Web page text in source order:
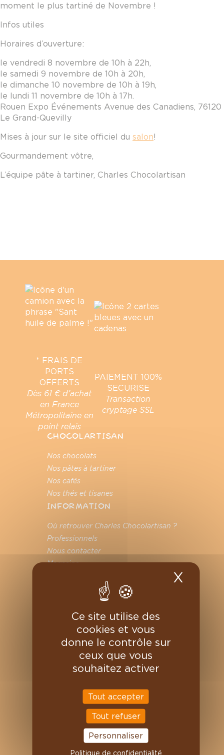
moment le plus tartiné de Novembre !
Infos utiles
Horaires d’ouverture :
le vendredi 8 novembre de 10h à 22h,
le samedi 9 novembre de 10h à 20h,
le dimanche 10 novembre de 10h à 19h,
le lundi 11 novembre de 10h à 17h.
Rouen Expo Événements Avenue des Canadiens, 76120
Le Grand-Quevilly
Mises à jour sur le site officiel du salon!
Gourmandement vôtre,
L’équipe pâte à tartiner, Charles Chocolartisan
* FRAIS DE
PORTS
OFFERTS
Dès 61 € d’achat
en France
Métropolitaine en
point relais
PAIEMENT 100%
SECURISE
Transaction
cryptage SSL
CHOCOLARTISAN
Nos chocolats
Nos pâtes à tartiner
Nos cafés
Nos thés et tisanes
INFORMATION
Où retrouver Charles Chocolartisan ?
Professionnels
Nous contacter
Magasins
VOTRE COMPTE
Commandes
Adresses
Bons de réduction
Mes alertes
Ce site utilise des
cookies et vous
donne le contrôle sur
ceux que vous
souhaitez activer
Tout accepter
Tout refuser
Personnaliser
Politique de confidentialité
X